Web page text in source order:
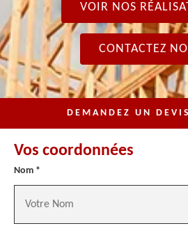
VOIR NOS
CONTACTEZ
DEMANDEZ UN
Vos coordonnées
Nom *